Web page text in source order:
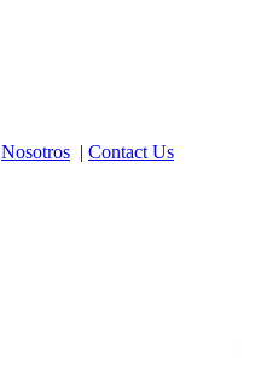
Nosotros | Contact Us